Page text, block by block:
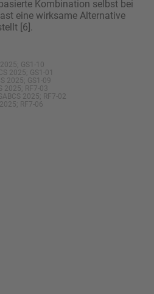
Kombination selbst bei
eine wirksame Alternative
[6].
GS1-10
2025; GS1-01
2025; GS1-09
2025; RF7-03
2025; RF7-02
RF7-06